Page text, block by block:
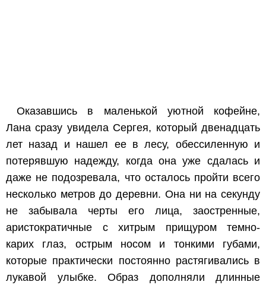
Оказавшись в маленькой уютной кофейне,
Лана сразу увидела Сергея, который двенадцать
лет назад и нашел ее в лесу, обессиленную и
потерявшую надежду, когда она уже сдалась и
даже не подозревала, что осталось пройти всего
несколько метров до деревни. Она ни на секунду
не забывала черты его лица, заостренные,
аристократичные с хитрым прищуром темно-
карих глаз, острым носом и тонкими губами,
которые практически постоянно растягивались в
лукавой улыбке. Образ дополняли длинные